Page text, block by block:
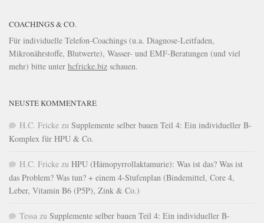
COACHINGS & CO.
Für individuelle Telefon-Coachings (u.a. Diagnose-Leitfaden,
Mikronährstoffe, Blutwerte), Wasser- und EMF-Beratungen (und viel
mehr) bitte unter hcfricke.biz schauen.
NEUSTE KOMMENTARE
H.C. Fricke zu Supplemente selber bauen Teil 4: Ein individueller B-
Komplex für HPU & Co.
H.C. Fricke zu HPU (Hämopyrrollaktamurie): Was ist das? Was ist
das Problem? Was tun? + einem 4-Stufenplan (Bindemittel, Core 4,
Leber, Vitamin B6 (P5P), Zink & Co.)
Tessa zu Supplemente selber bauen Teil 4: Ein individueller B-